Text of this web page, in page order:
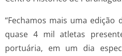
“Fechamos mais uma
quase 4 mil atletas
portuária, em um dia